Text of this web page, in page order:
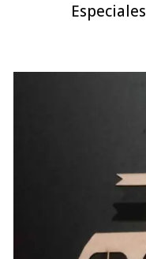
Especiales